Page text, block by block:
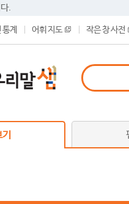
.
계 어휘 지도 작은 창 사전